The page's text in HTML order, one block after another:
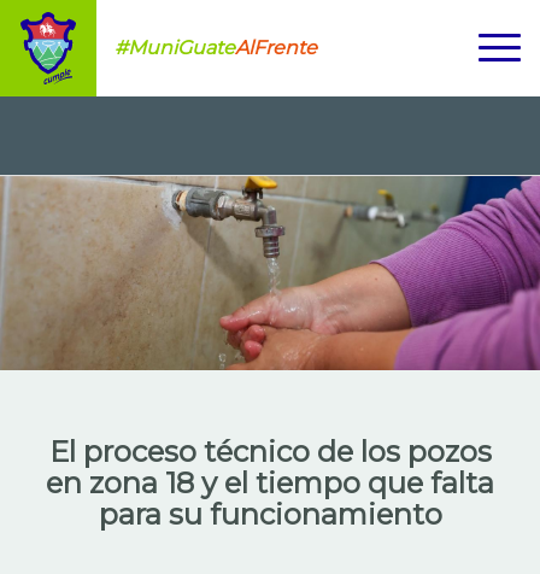
#MuniGuateAlFrente
El proceso técnico de los pozos
en zona 18 y el tiempo que falta
para su funcionamiento